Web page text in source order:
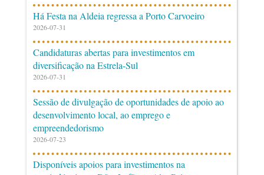
Há Festa na Aldeia regressa a Porto Carvoeiro
2026-07-31
Candidaturas abertas para investimentos em
diversificação na Estrela-Sul
2026-07-31
Sessão de divulgação de oportunidades de apoio ao
desenvolvimento local, ao emprego e
empreendedorismo
2026-07-23
Disponíveis apoios para investimentos na